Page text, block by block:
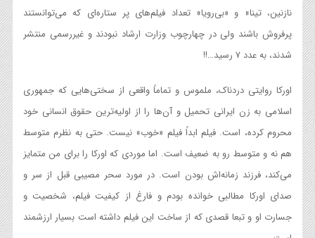
نازنین، تینا» و «بی‌رویا» تعداد فیلم‌های پر ستاره‌ای که می‌توانستند
پرفروش باشند ولی در چهارچوب وزارت ارشاد نبودند و غیررسمی منتشر
شدند، به عدد ۷ رسید…!!
اورکا روایتی دردناک، ملموس و تماماً واقعی از سختی‌هایی که جمهوری
اسلامی به زن ایرانی تحمیل و آن‌ها را از اولیه‌ترین حقوق انسانی خود
محروم کرده، است. فیلم ابداً فیلم «خوب» نیست. حتی به نظرم متوسط
هم نه و متوسط رو به ضعیف است. اما موردی که اورکا را برای من متمایز
می‌کند، فرزند زمانه‌اش بودن است. در مورد سحر مصیبی قبل از سر و
صدای اورکا مطالبی خوانده بودم و فارغ از کیفیت فیلم، شخصیت و
جسارت او و تبعا قصدی که از ساخت این فیلم داشته است بسیار ارزشمند